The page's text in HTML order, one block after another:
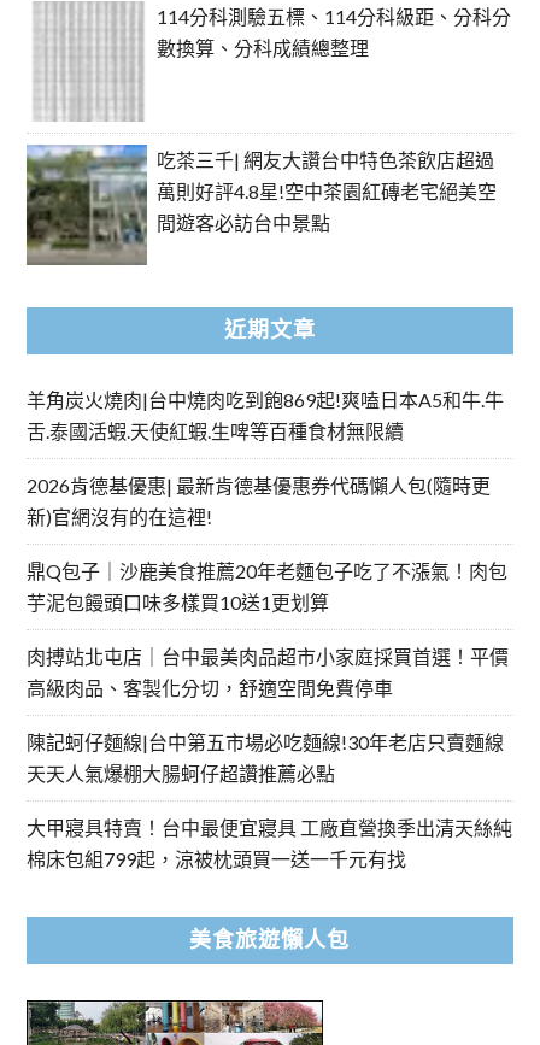
114分科測驗五標、114分科級距、分科分
數換算、分科成績總整理
吃茶三千| 網友大讚台中特色茶飲店超過
萬則好評4.8星!空中茶園紅磚老宅絕美空
間遊客必訪台中景點
近期文章
羊角炭火燒肉|台中燒肉吃到飽869起!爽嗑日本A5和牛.牛
舌.泰國活蝦.天使紅蝦.生啤等百種食材無限續
2026肯德基優惠| 最新肯德基優惠券代碼懶人包(隨時更
新)官網沒有的在這裡!
鼎Q包子｜沙鹿美食推薦20年老麵包子吃了不漲氣！肉包
芋泥包饅頭口味多樣買10送1更划算
肉搏站北屯店｜台中最美肉品超市小家庭採買首選！平價
高級肉品、客製化分切，舒適空間免費停車
陳記蚵仔麵線|台中第五市場必吃麵線!30年老店只賣麵線
天天人氣爆棚大腸蚵仔超讚推薦必點
大甲寢具特賣！台中最便宜寢具 工廠直營換季出清天絲純
棉床包組799起，涼被枕頭買一送一千元有找
美食旅遊懶人包